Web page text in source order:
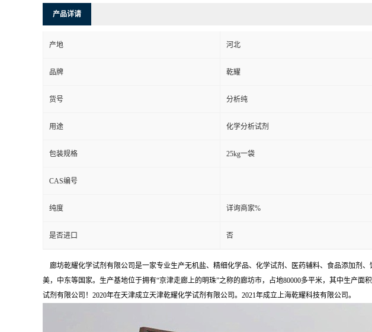
产品详请
产地 河北
品牌 乾耀
货号 分析纯
用途 化学分析试剂
包装规格 25kg一袋
CAS编号
纯度 详询商家%
是否进口 否
廊坊乾耀化学试剂有限公司是一家专业生产无机盐、精细化学品、化学试剂、医药辅料、食品添加剂
美，中东等国家。生产基地位于拥有“京津走廊上的明珠”之称的廊坊市，占地80000多平米，其中生产
试剂有限公司！2020年在天津成立天津乾耀化学试剂有限公司。2021年成立上海乾耀科技有限公司。